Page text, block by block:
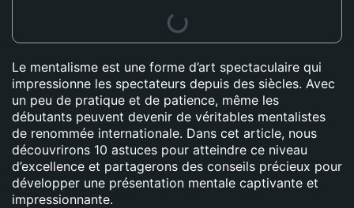
Le mentalisme est une forme d’art spectaculaire qui
impressionne les spectateurs depuis des siècles. Avec
un peu de pratique et de patience, même les
débutants peuvent devenir de véritables mentalistes
de renommée internationale. Dans cet article, nous
découvrirons 10 astuces pour atteindre ce niveau
d’excellence et partagerons des conseils précieux pour
développer une présentation mentale captivante et
impressionnante.